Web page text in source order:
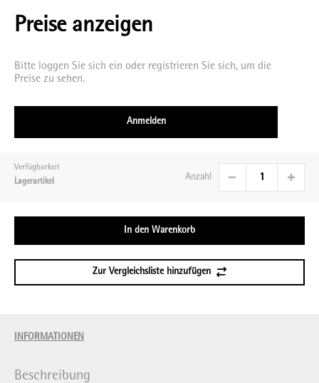
Preise anzeigen
Bitte loggen Sie sich ein oder registrieren Sie sich, um die
Preise zu sehen.
Anmelden
Verfügbarkeit
Lagerartikel
Anzahl
In den Warenkorb
Zur Vergleichsliste hinzufügen
INFORMATIONEN
Beschreibung